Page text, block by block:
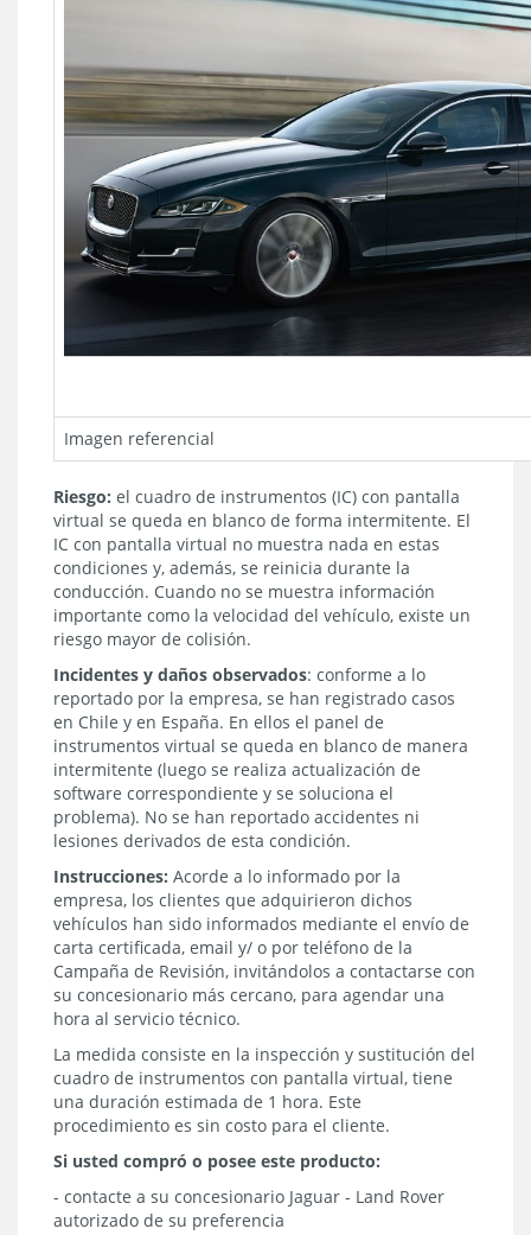
Imagen referencial
Riesgo: el cuadro de instrumentos (IC) con pantalla
virtual se queda en blanco de forma intermitente. El
IC con pantalla virtual no muestra nada en estas
condiciones y, además, se reinicia durante la
conducción. Cuando no se muestra información
importante como la velocidad del vehículo, existe un
riesgo mayor de colisión.
Incidentes y daños observados: conforme a lo
reportado por la empresa, se han registrado casos
en Chile y en España. En ellos el panel de
instrumentos virtual se queda en blanco de manera
intermitente (luego se realiza actualización de
software correspondiente y se soluciona el
problema). No se han reportado accidentes ni
lesiones derivados de esta condición.
Instrucciones: Acorde a lo informado por la
empresa, los clientes que adquirieron dichos
vehículos han sido informados mediante el envío de
carta certificada, email y/ o por teléfono de la
Campaña de Revisión, invitándolos a contactarse con
su concesionario más cercano, para agendar una
hora al servicio técnico.
La medida consiste en la inspección y sustitución del
cuadro de instrumentos con pantalla virtual, tiene
una duración estimada de 1 hora. Este
procedimiento es sin costo para el cliente.
Si usted compró o posee este producto:
- contacte a su concesionario Jaguar - Land Rover
autorizado de su preferencia